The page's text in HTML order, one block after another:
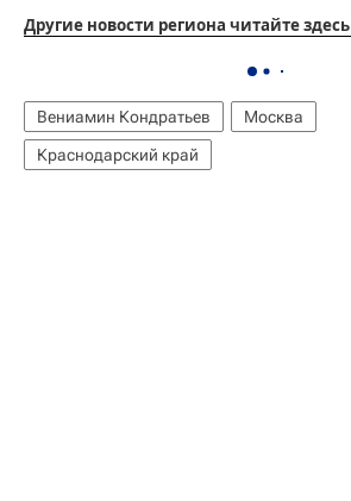
Другие новости региона читайте здесь
Вениамин Кондратьев
Москва
Краснодарский край